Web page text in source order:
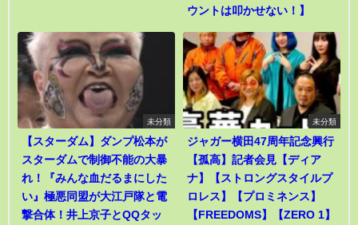
ウントは叩かせない！】
未分類
【スターダム】ダンプ松本が
スターダムで制御不能の大暴
れ！『みんな血だるまにした
い』極悪同盟が大江戸隊と電
撃合体！井上京子とQQタッ
未分類
ジャガー横田47周年記念興行
【孤高】記者会見【ディア
ナ】【ストロングスタイルプ
ロレス】【プロミネンス】
【FREEDOMS】【ZERO 1】